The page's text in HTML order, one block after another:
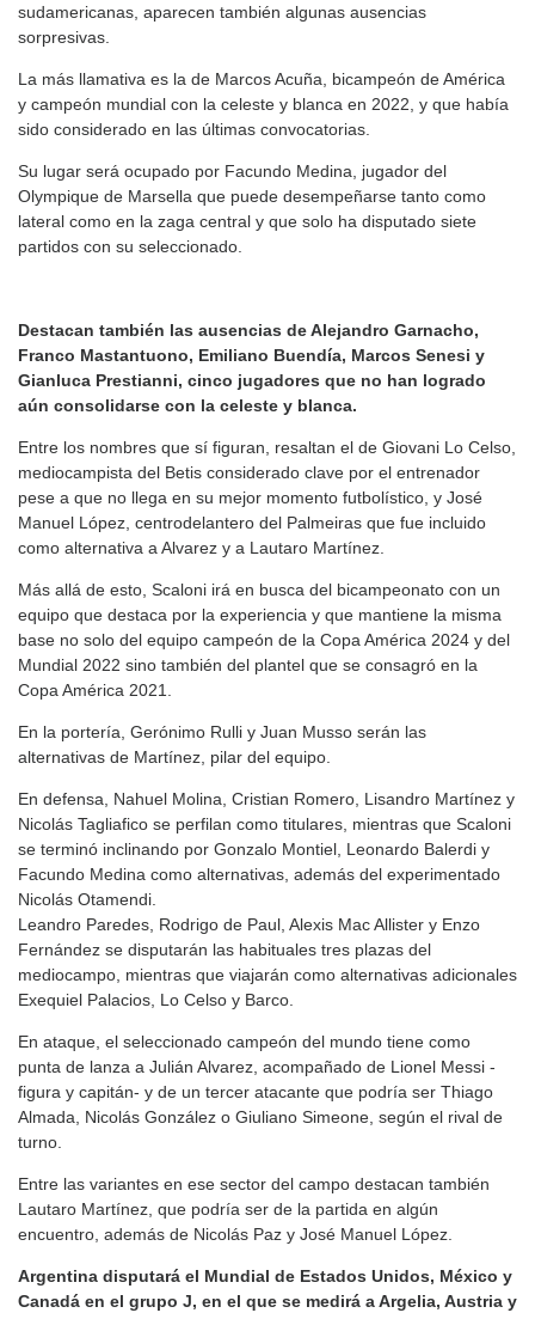
sudamericanas, aparecen también algunas ausencias
sorpresivas.
La más llamativa es la de Marcos Acuña, bicampeón de América
y campeón mundial con la celeste y blanca en 2022, y que había
sido considerado en las últimas convocatorias.
Su lugar será ocupado por Facundo Medina, jugador del
Olympique de Marsella que puede desempeñarse tanto como
lateral como en la zaga central y que solo ha disputado siete
partidos con su seleccionado.
Destacan también las ausencias de Alejandro Garnacho,
Franco Mastantuono, Emiliano Buendía, Marcos Senesi y
Gianluca Prestianni, cinco jugadores que no han logrado
aún consolidarse con la celeste y blanca.
Entre los nombres que sí figuran, resaltan el de Giovani Lo Celso,
mediocampista del Betis considerado clave por el entrenador
pese a que no llega en su mejor momento futbolístico, y José
Manuel López, centrodelantero del Palmeiras que fue incluido
como alternativa a Alvarez y a Lautaro Martínez.
Más allá de esto, Scaloni irá en busca del bicampeonato con un
equipo que destaca por la experiencia y que mantiene la misma
base no solo del equipo campeón de la Copa América 2024 y del
Mundial 2022 sino también del plantel que se consagró en la
Copa América 2021.
En la portería, Gerónimo Rulli y Juan Musso serán las
alternativas de Martínez, pilar del equipo.
En defensa, Nahuel Molina, Cristian Romero, Lisandro Martínez y
Nicolás Tagliafico se perfilan como titulares, mientras que Scaloni
se terminó inclinando por Gonzalo Montiel, Leonardo Balerdi y
Facundo Medina como alternativas, además del experimentado
Nicolás Otamendi.
Leandro Paredes, Rodrigo de Paul, Alexis Mac Allister y Enzo
Fernández se disputarán las habituales tres plazas del
mediocampo, mientras que viajarán como alternativas adicionales
Exequiel Palacios, Lo Celso y Barco.
En ataque, el seleccionado campeón del mundo tiene como
punta de lanza a Julián Alvarez, acompañado de Lionel Messi -
figura y capitán- y de un tercer atacante que podría ser Thiago
Almada, Nicolás González o Giuliano Simeone, según el rival de
turno.
Entre las variantes en ese sector del campo destacan también
Lautaro Martínez, que podría ser de la partida en algún
encuentro, además de Nicolás Paz y José Manuel López.
Argentina disputará el Mundial de Estados Unidos, México y
Canadá en el grupo J, en el que se medirá a Argelia, Austria y